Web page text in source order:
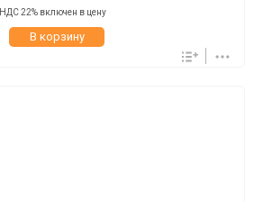
НДС 22% включен в цену
В корзину